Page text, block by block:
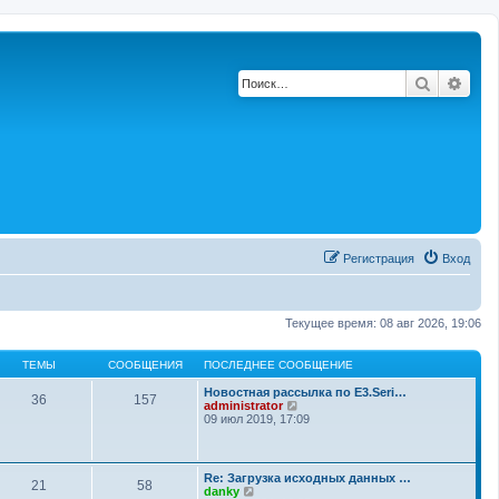
Поиск
Вход
Регистрация
Текущее время: 08 авг 2026, 19:06
ТЕМЫ СООБЩЕНИЯ ПОСЛЕДНЕЕ СООБЩЕНИЕ
36 157
Новостная рассылка по E3.Seri…
administrator
е
и
09 июл 2019, 17:09
21 58
Re: Загрузка исходных данных …
danky